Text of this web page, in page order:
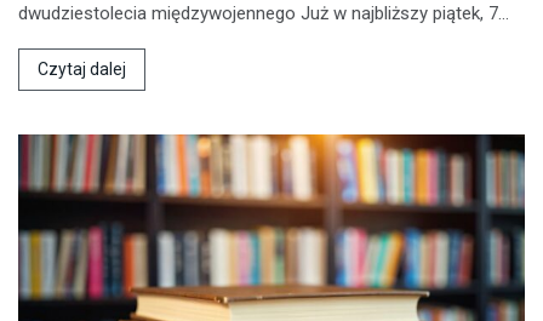
dwudziestolecia międzywojennego Już w najbliższy piątek, 7…
Czytaj dalej